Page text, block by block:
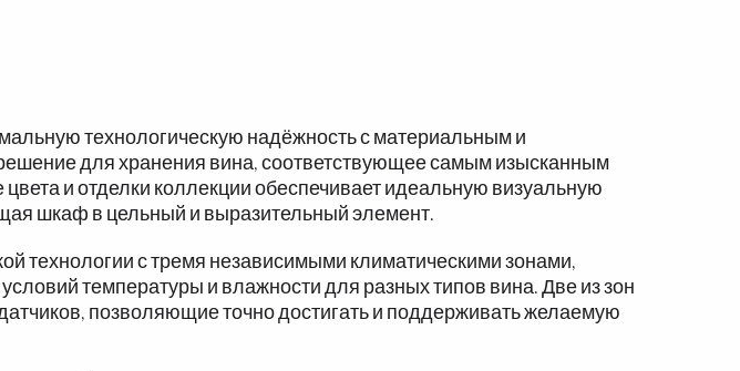
технологическую надёжность с материальным и
для хранения вина, соответствующее самым изысканным
и отделки коллекции обеспечивает идеальную визуальную
шкаф в цельный и выразительный элемент.
технологии с тремя независимыми климатическими зонами,
температуры и влажности для разных типов вина. Две из зон
позволяющие точно достигать и поддерживать желаемую